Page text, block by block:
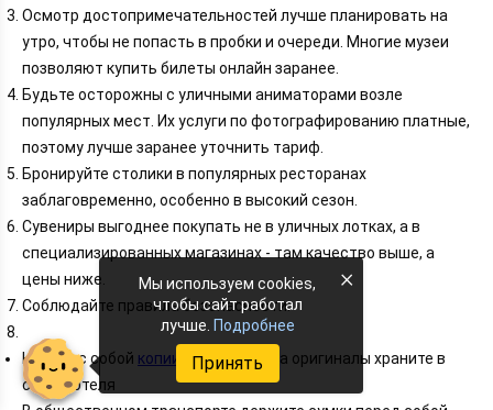
Осмотр достопримечательностей лучше планировать на
утро, чтобы не попасть в пробки и очереди. Многие музеи
позволяют купить билеты онлайн заранее.
Будьте осторожны с уличными аниматорами возле
популярных мест. Их услуги по фотографированию платные,
поэтому лучше заранее уточнить тариф.
Бронируйте столики в популярных ресторанах
заблаговременно, особенно в высокий сезон.
Сувениры выгоднее покупать не в уличных лотках, а в
специализированных магазинах - там качество выше, а
цены ниже.
Соблюдайте правила безопасности:
Носите с собой копии документов
, а оригиналы храните в
сейфе отеля
Мы используем cookies,
чтобы сайт работал
лучше. Подробнее
×
Принять